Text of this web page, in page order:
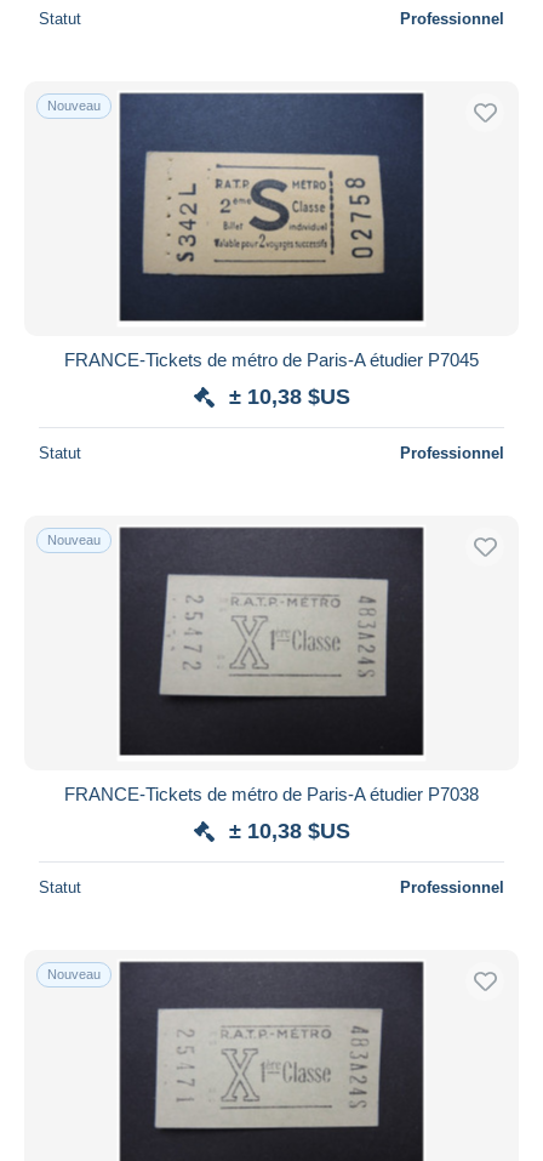
Statut Professionnel
Nouveau
FRANCE-Tickets de métro de Paris-A étudier P7045
± 10,38 $US
Statut Professionnel
Nouveau
FRANCE-Tickets de métro de Paris-A étudier P7038
± 10,38 $US
Statut Professionnel
Nouveau